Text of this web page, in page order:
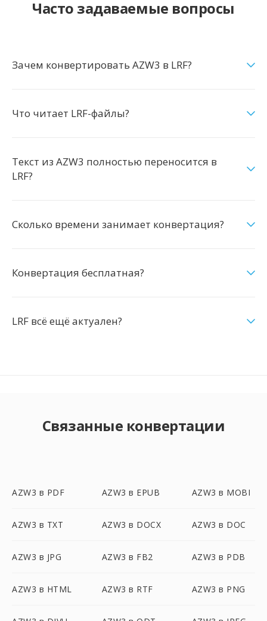
Часто задаваемые вопросы
Зачем конвертировать AZW3 в LRF?
Что читает LRF-файлы?
Текст из AZW3 полностью переносится в
LRF?
Сколько времени занимает конвертация?
Конвертация бесплатная?
LRF всё ещё актуален?
Связанные конвертации
AZW3 в PDF AZW3 в EPUB AZW3 в MOBI
AZW3 в TXT AZW3 в DOCX AZW3 в DOC
AZW3 в JPG AZW3 в FB2 AZW3 в PDB
AZW3 в HTML AZW3 в RTF AZW3 в PNG